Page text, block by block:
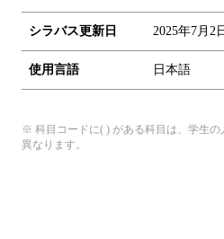
シラバス更新日 2025年7月2
使用言語 日本語
※ 科目コードに( ) がある科目は、学生
異なります。